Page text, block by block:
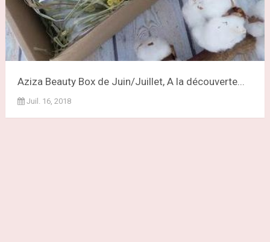
Aziza Beauty Box de Juin/Juillet, A la découverte...
Juil. 16, 2018